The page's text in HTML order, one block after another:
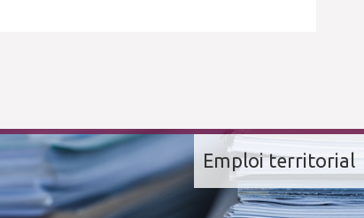
Emploi territorial